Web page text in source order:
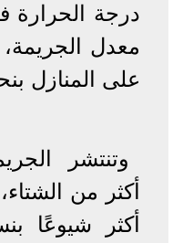
درجة
معدل
على المنازل بنحو
وتنتشر
أكثر من